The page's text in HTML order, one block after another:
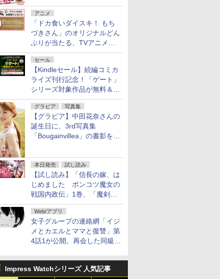
アニメ
「ドカ食いダイスキ！ もち
づきさん」のオリジナルどん
ぶりが当たる、TVアニメ公
式Xキャンペーンが開催中！
セール
【Kindleセール】続編コミカ
ライズ刊行記念！「ゲート」
シリーズ対象作品が無料＆最
大80%オフ！
グラビア 写真集
【グラビア】中田花奈さんの
誕生日に、3rd写真集
「Bougainvillea」の書影を公
本日発売 試し読み
【試し読み】「信長の嫁、は
じめました ポンコツ魔女の
戦国内政伝」1巻、「魔剣の
花嫁 -ヴァルキュリア-」1巻
本日発売
Web/アプリ
女子グループの連絡網「イジ
メとカエルとママと復讐」第
4話1が公開。再会した同級生
Impress Watchシリーズ 人気記事